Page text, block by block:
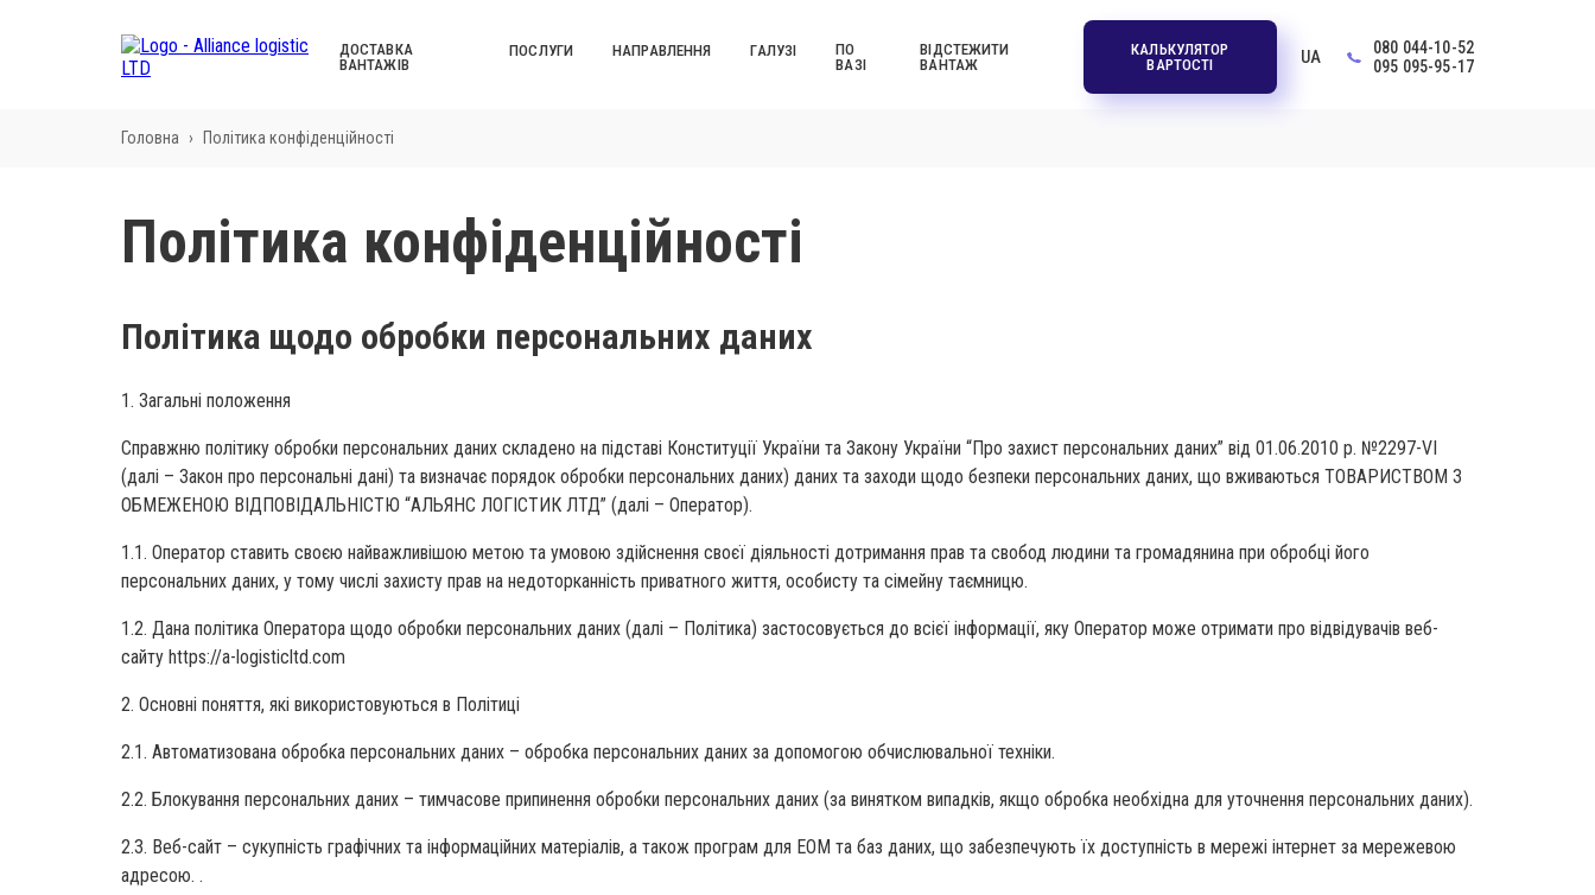
ДОСТАВКА
ВАНТАЖІВ
ПОСЛУГИ НАПРАВЛЕННЯ ГАЛУЗІ
ПО
ВАЗІ
ВІДСТЕЖИТИ
ВАНТАЖ
КАЛЬКУЛЯТОР
ВАРТОСТІ
UA
080 044-10-52
095 095-95-17
Головна › Політика конфіденційності
Політика конфіденційності
Політика щодо обробки персональних даних
1. Загальні положення
Справжню політику обробки персональних даних складено на підставі Конституції України та Закону України “Про захист персональних даних” від 01.06.2010 р. №2297-VI
(далі – Закон про персональні дані) та визначає порядок обробки персональних даних) даних та заходи щодо безпеки персональних даних, що вживаються ТОВАРИСТВОМ З
ОБМЕЖЕНОЮ ВІДПОВІДАЛЬНІСТЮ “АЛЬЯНС ЛОГІСТИК ЛТД” (далі – Оператор).
1.1. Оператор ставить своєю найважливішою метою та умовою здійснення своєї діяльності дотримання прав та свобод людини та громадянина при обробці його
персональних даних, у тому числі захисту прав на недоторканність приватного життя, особисту та сімейну таємницю.
1.2. Дана політика Оператора щодо обробки персональних даних (далі – Політика) застосовується до всієї інформації, яку Оператор може отримати про відвідувачів веб-
сайту https://a-logisticltd.com
2. Основні поняття, які використовуються в Політиці
2.1. Автоматизована обробка персональних даних – обробка персональних даних за допомогою обчислювальної техніки.
2.2. Блокування персональних даних – тимчасове припинення обробки персональних даних (за винятком випадків, якщо обробка необхідна для уточнення персональних даних).
2.3. Веб-сайт – сукупність графічних та інформаційних матеріалів, а також програм для ЕОМ та баз даних, що забезпечують їх доступність в мережі інтернет за мережевою
адресою. .